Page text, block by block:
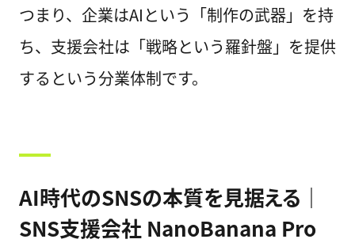
つまり、企業はAIという「制作の武器」を持
ち、支援会社は「戦略という羅針盤」を提供
するという分業体制です。
AI時代のSNSの本質を見据える｜
SNS支援会社 NanoBanana Pro